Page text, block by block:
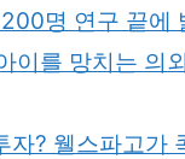
명 연구 끝에
이를 망치는 의
? 웰스파고가